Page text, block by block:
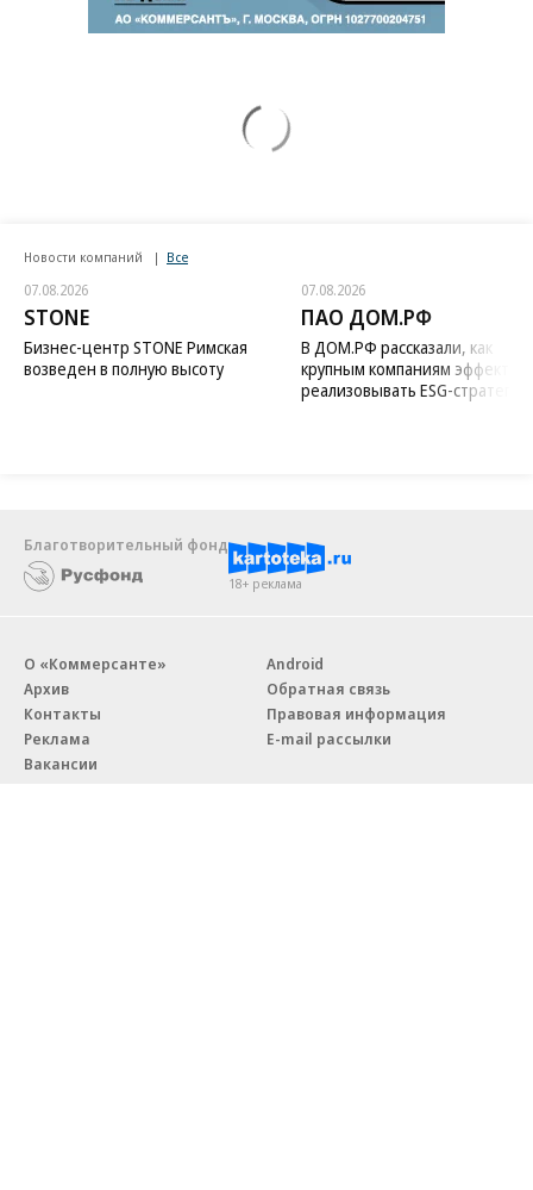
Новости компаний Все
07.08.2026
STONE
Бизнес-центр STONE Римская
возведен в полную высоту
07.08.2026
ПАО ДОМ.РФ
В ДОМ.РФ рассказали, как
крупным компаниям
реализовывать ESG-стратегию
Благотворительный фонд
18+ реклама
О «Коммерсанте»
Архив
Контакты
Реклама
Вакансии
Android
Обратная связь
Правовая информация
E-mail рассылки